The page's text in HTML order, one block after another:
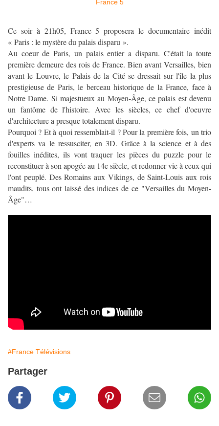
Ce soir à 21h05, France 5 proposera le documentaire inédit
« Paris : le mystère du palais disparu ».
Au coeur de Paris, un palais entier a disparu. C'était la toute
première demeure des rois de France. Bien avant Versailles, bien
avant le Louvre, le Palais de la Cité se dressait sur l'île la plus
prestigieuse de Paris, le berceau historique de la France, face à
Notre Dame. Si majestueux au Moyen-Âge, ce palais est devenu
un fantôme de l'histoire. Avec les siècles, ce chef d'oeuvre
d'architecture a presque totalement disparu.
Pourquoi ? Et à quoi ressemblait-il ? Pour la première fois, un trio
d'experts va le ressusciter, en 3D. Grâce à la science et à des
fouilles inédites, ils vont traquer les pièces du puzzle pour le
reconstituer à son apogée au 14e siècle, et redonner vie à ceux qui
l'ont peuplé. Des Romains aux Vikings, de Saint-Louis aux rois
maudits, tous ont laissé des indices de ce "Versailles du Moyen-
Âge"…
#France Télévisions
Partager